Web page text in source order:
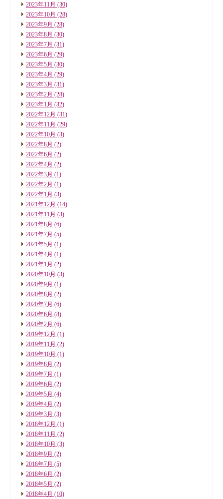
2023年11月 (30)
2023年10月 (28)
2023年9月 (28)
2023年8月 (30)
2023年7月 (31)
2023年6月 (29)
2023年5月 (30)
2023年4月 (29)
2023年3月 (31)
2023年2月 (28)
2023年1月 (32)
2022年12月 (31)
2022年11月 (29)
2022年10月 (3)
2022年8月 (2)
2022年6月 (2)
2022年4月 (2)
2022年3月 (1)
2022年2月 (1)
2022年1月 (3)
2021年12月 (14)
2021年11月 (3)
2021年8月 (6)
2021年7月 (5)
2021年5月 (1)
2021年4月 (1)
2021年1月 (2)
2020年10月 (3)
2020年9月 (1)
2020年8月 (2)
2020年7月 (6)
2020年6月 (8)
2020年2月 (6)
2019年12月 (1)
2019年11月 (2)
2019年10月 (1)
2019年8月 (2)
2019年7月 (1)
2019年6月 (2)
2019年5月 (4)
2019年4月 (2)
2019年3月 (3)
2018年12月 (1)
2018年11月 (2)
2018年10月 (3)
2018年9月 (2)
2018年7月 (5)
2018年6月 (2)
2018年5月 (2)
2018年4月 (10)